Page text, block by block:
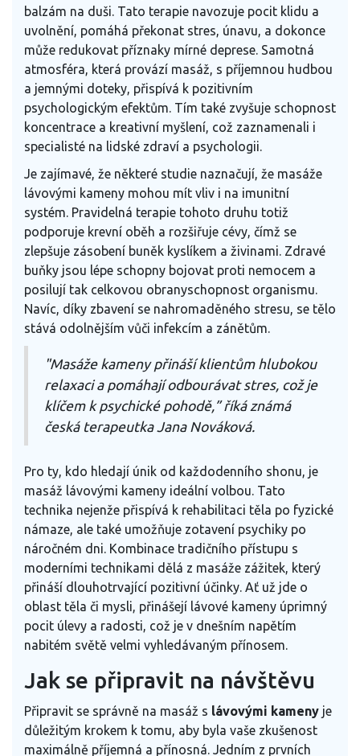
balzám na duši. Tato terapie navozuje pocit klidu a
uvolnění, pomáhá překonat stres, únavu, a dokonce
může redukovat příznaky mírné deprese. Samotná
atmosféra, která provází masáž, s příjemnou hudbou
a jemnými doteky, přispívá k pozitivním
psychologickým efektům. Tím také zvyšuje schopnost
koncentrace a kreativní myšlení, což zaznamenali i
specialisté na lidské zdraví a psychologii.
Je zajímavé, že některé studie naznačují, že masáže
lávovými kameny mohou mít vliv i na imunitní
systém. Pravidelná terapie tohoto druhu totiž
podporuje krevní oběh a rozšiřuje cévy, čímž se
zlepšuje zásobení buněk kyslíkem a živinami. Zdravé
buňky jsou lépe schopny bojovat proti nemocem a
posilují tak celkovou obranyschopnost organismu.
Navíc, díky zbavení se nahromaděného stresu, se tělo
stává odolnějším vůči infekcím a zánětům.
"Masáže kameny přináší klientům hlubokou
relaxaci a pomáhají odbourávat stres, což je
klíčem k psychické pohodě,” říká známá
česká terapeutka Jana Nováková.
Pro ty, kdo hledají únik od každodenního shonu, je
masáž lávovými kameny ideální volbou. Tato
technika nejenže přispívá k rehabilitaci těla po fyzické
námaze, ale také umožňuje zotavení psychiky po
náročném dni. Kombinace tradičního přístupu s
moderními technikami dělá z masáže zážitek, který
přináší dlouhotrvající pozitivní účinky. Ať už jde o
oblast těla či mysli, přinášejí lávové kameny úprimný
pocit úlevy a radosti, což je v dnešním napětím
nabitém světě velmi vyhledávaným přínosem.
Jak se připravit na návštěvu
Připravit se správně na masáž s lávovými kameny je
důležitým krokem k tomu, aby byla vaše zkušenost
maximálně příjemná a přínosná. Jedním z prvních